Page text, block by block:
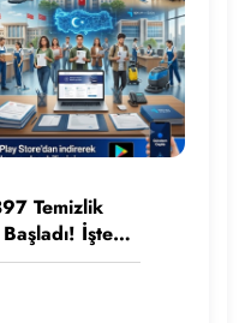
Temizlik
İşte